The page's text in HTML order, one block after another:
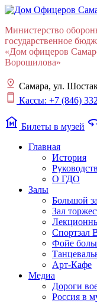
Министерство
государственное
«Дом офицеров
Ворошилова»
Самара, ул.
Кассы: +7 (846)
museum Билеты в музей
Главная
История
О ГДО
Залы
Большой
Зал
Фойе
Арт-Кафе
Медиа
Дороги
Россия в